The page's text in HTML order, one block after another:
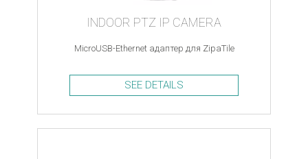
INDOOR PTZ IP CAMERA
MicroUSB-Ethernet адаптер для ZipaTile
SEE DETAILS